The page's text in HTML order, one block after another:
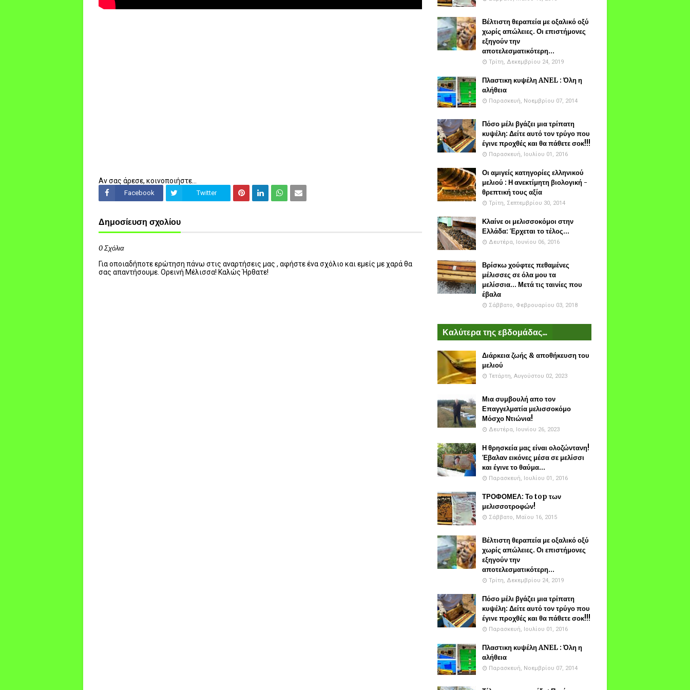
Αν σας άρεσε, κοινοποιήστε...
Facebook Twitter
Δημοσίευση σχολίου
0 Σχόλια
Για οποιαδήποτε ερώτηση πάνω στις αναρτήσεις μας , αφήστε ένα σχόλιο και εμείς με χαρά θα
σας απαντήσουμε. Ορεινή Μέλισσα! Καλώς Ήρθατε!
Βέλτιστη θεραπεία με οξαλικό οξύ
χωρίς απώλειες. Οι επιστήμονες
εξηγούν την
αποτελεσματικότερη...
Τρίτη, Δεκεμβρίου 24, 2019
Πλαστικη κυψέλη ANEL : Όλη η
αλήθεια
Παρασκευή, Νοεμβρίου 07, 2014
Πόσο μέλι βγάζει μια τρίπατη
κυψέλη: Δείτε αυτό τον τρύγο που
έγινε προχθές και θα πάθετε σοκ!!!
Παρασκευή, Ιουλίου 01, 2016
Οι αμιγείς κατηγορίες ελληνικού
μελιού : Η ανεκτίμητη βιολογική -
θρεπτική τους αξία
Τρίτη, Σεπτεμβρίου 30, 2014
Κλαίνε οι μελισσοκόμοι στην
Ελλάδα: Έρχεται το τέλος...
Δευτέρα, Ιουνίου 06, 2016
Βρίσκω χούφτες πεθαμένες
μέλισσες σε όλα μου τα
μελίσσια... Μετά τις ταινίες που
έβαλα
Σάββατο, Φεβρουαρίου 03, 2018
Καλύτερα της εβδομάδας...
Διάρκεια ζωής & αποθήκευση του
μελιού
Τετάρτη, Αυγούστου 02, 2023
Μια συμβουλή απο τον
Επαγγελματία μελισσοκόμο
Μόσχο Ντιώνια!
Δευτέρα, Ιουνίου 26, 2023
Η θρησκεία μας είναι ολοζώντανη!
Έβαλαν εικόνες μέσα σε μελίσσι
και έγινε το θαύμα...
Παρασκευή, Ιουλίου 01, 2016
ΤΡΟΦΟΜΕΛ: Το top των
μελισσοτροφών!
Σάββατο, Μαΐου 16, 2015
Βέλτιστη θεραπεία με οξαλικό οξύ
χωρίς απώλειες. Οι επιστήμονες
εξηγούν την
αποτελεσματικότερη...
Τρίτη, Δεκεμβρίου 24, 2019
Πόσο μέλι βγάζει μια τρίπατη
κυψέλη: Δείτε αυτό τον τρύγο που
έγινε προχθές και θα πάθετε σοκ!!!
Παρασκευή, Ιουλίου 01, 2016
Πλαστικη κυψέλη ANEL : Όλη η
αλήθεια
Παρασκευή, Νοεμβρίου 07, 2014